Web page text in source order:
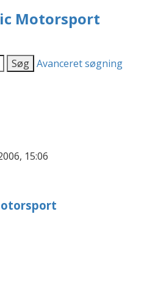
Motorsport
Søg Avanceret søgning
15:06